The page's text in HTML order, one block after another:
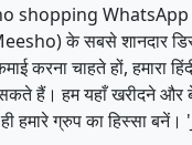
WhatsApp
के सबसे शानदार
करना चाहते हों, हमारा
हैं। हम यहाँ खरीदने और
हमारे ग्रुप का हिस्सा